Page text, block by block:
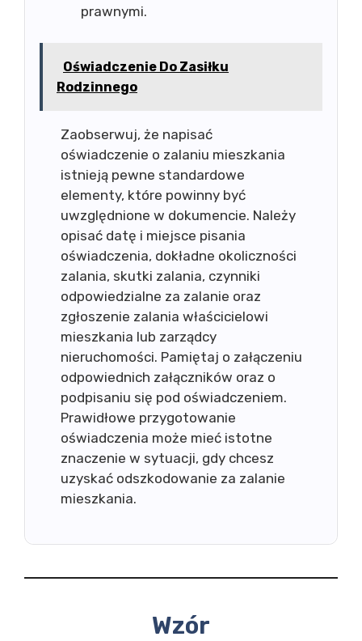
prawnymi.
Oświadczenie Do Zasiłku
Rodzinnego
Zaobserwuj, że napisać
oświadczenie o zalaniu mieszkania
istnieją pewne standardowe
elementy, które powinny być
uwzględnione w dokumencie. Należy
opisać datę i miejsce pisania
oświadczenia, dokładne okoliczności
zalania, skutki zalania, czynniki
odpowiedzialne za zalanie oraz
zgłoszenie zalania właścicielowi
mieszkania lub zarządcy
nieruchomości. Pamiętaj o załączeniu
odpowiednich załączników oraz o
podpisaniu się pod oświadczeniem.
Prawidłowe przygotowanie
oświadczenia może mieć istotne
znaczenie w sytuacji, gdy chcesz
uzyskać odszkodowanie za zalanie
mieszkania.
Wzór